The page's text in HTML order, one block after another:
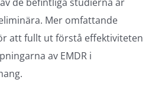
Mer omfattande
att fullt ut förstå effektiviteten
av EMDR i